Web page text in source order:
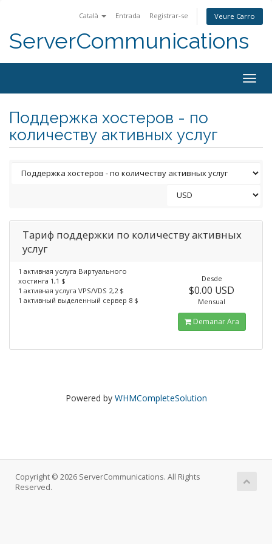
Català Entrada Registrar-se Veure Carro
ServerCommunications
Поддержка хостеров - по
количеству активных услуг
Тариф поддержки по количеству активных
услуг
1 активная услуга Виртуального
хостинга 1,1 $
1 активная услуга VPS/VDS 2,2 $
1 активный выделенный сервер 8 $
Desde
$0.00 USD
Mensual
Demanar Ara
Powered by WHMCompleteSolution
Copyright © 2026 ServerCommunications. All Rights
Reserved.